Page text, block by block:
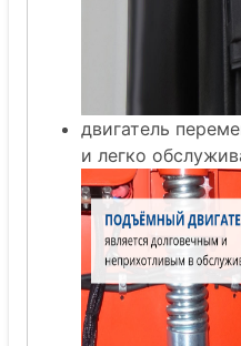
двигатель
и легко